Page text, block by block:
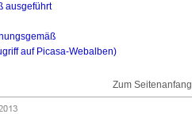
ausgeführt
auf Picasa-Webalben)
Zum Seitenanfang